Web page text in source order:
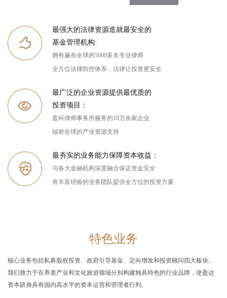
最强大的法律资源造就最安全的
基金管理机构:
拥有遍布全球的5000多名专业律师
全方位法律防控体系，法律让投资更安全
最广泛的企业资源提供最优质的
投资项目：
盈科律师事务所服务的10万余家企业
辐射全球的产业资源支持
最夯实的业务能力保障资本收益：
与各大金融机构深度融合保证资金安全
有丰富经验的业务团队提供全方位的投资方案
特色业务
核心业务包括私募股权投资、政府引导基金、定向增发和投资顾问四大板块。
我们致力于在养老产业和文化旅游领域分别构建独具特色的行业品牌，使盈达
资本跻身具有国内高水平的资本运营和管理者行列。